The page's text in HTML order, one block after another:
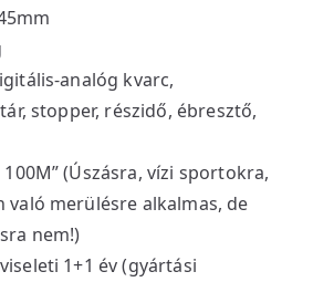
analóg kvarc,
stopper, részidő, ébresztő,
100M” (Úszásra, vízi sportokra,
való merülésre alkalmas, de
nem!)
1+1 év (gyártási